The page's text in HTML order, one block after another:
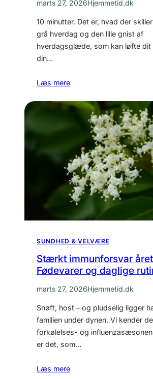
marts 27, 2026Hjemmetid.dk
10 minutter. Det er, hvad der
grå hverdag og den lille gnist af
hverdagsglæde, som kan løfte dit
din…
Læs mere
SUNDHED & VELVÆRE
Stærkt immunforsvar
Fødevarer og daglige
marts 27, 2026Hjemmetid.dk
Snøft, host – og pludselig ligger
familien under dynen. Vi kender
forkølelses- og influenzasæsonen
er det, som…
Læs mere